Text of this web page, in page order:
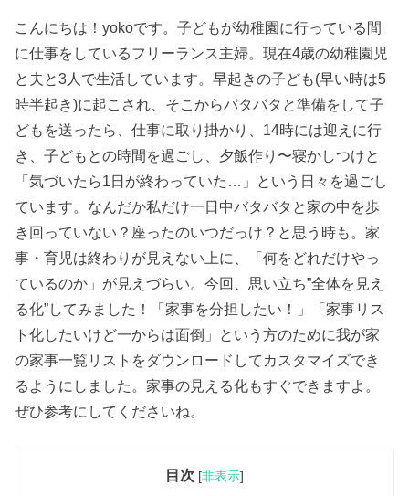
こんにちは！yokoです。子どもが幼稚園に行っている間
に仕事をしているフリーランス主婦。現在4歳の幼稚園児
と夫と3人で生活しています。早起きの子ども(早い時は5
時半起き)に起こされ、そこからバタバタと準備をして子
どもを送ったら、仕事に取り掛かり、14時には迎えに行
き、子どもとの時間を過ごし、夕飯作り〜寝かしつけと
「気づいたら1日が終わっていた…」という日々を過ごし
ています。なんだか私だけ一日中バタバタと家の中を歩
き回っていない？座ったのいつだっけ？と思う時も。家
事・育児は終わりが見えない上に、「何をどれだけやっ
ているのか」が見えづらい。今回、思い立ち”全体を見え
る化”してみました！「家事を分担したい！」「家事リス
ト化したいけど一からは面倒」という方のために我が家
の家事一覧リストをダウンロードしてカスタマイズでき
るようにしました。家事の見える化もすぐできますよ。
ぜひ参考にしてくださいね。
目次 [非表示]